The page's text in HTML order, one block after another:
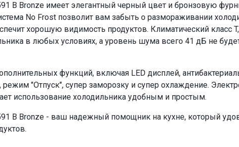
да
да, полный
да
0%
B Bronze имеет элегантный черный цвет и бронзовую
No Frost позволит вам забыть о размораживании
хорошую видимость продуктов. Климатический класс
в любых условиях, а уровень шума всего 41 дБ не
функций, включая LED дисплей,
режим "Отпуск", супер заморозку и супер охлаждение.
использование холодильника удобным и простым.
B Bronze - ваш надежный помощник на кухне, который